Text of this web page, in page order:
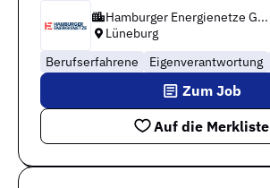
Hamburger Energienetze G...
Lüneburg
Berufserfahrene
Eigenverantwortung
Auf die Merkliste
Zum Job